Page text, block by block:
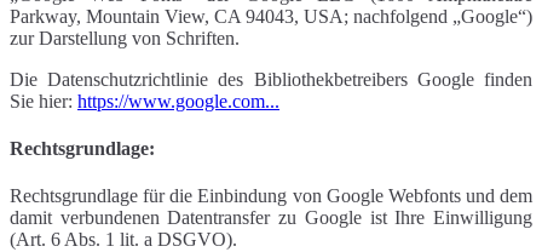
Parkway, Mountain View, CA 94043, USA; nachfolgend „Google“)
zur Darstellung von Schriften.
Die Datenschutzrichtlinie des Bibliothekbetreibers Google finden
Sie hier: https://www.google.com...
Rechtsgrundlage:
Rechtsgrundlage für die Einbindung von Google Webfonts und dem
damit verbundenen Datentransfer zu Google ist Ihre Einwilligung
(Art. 6 Abs. 1 lit. a DSGVO).